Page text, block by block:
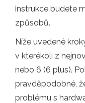
instrukce budete
způsobů.
Níže uvedené
v kterékoli z
nebo 6 (6 plus).
pravděpodobné,
problému s